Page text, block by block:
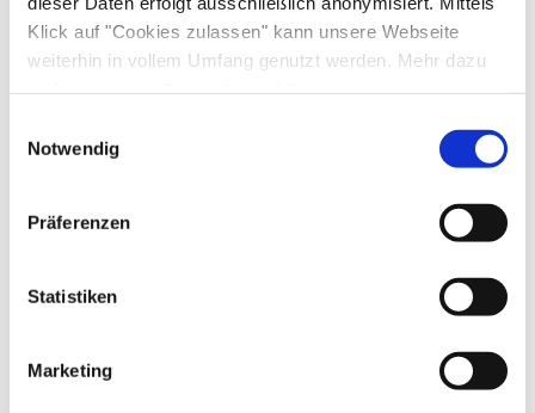
Klick auf "Cookies zulassen" kann unsere Webseite
weiterhin in vollem Umfang genutzt werden. Mehr dazu
steht in unserer Datenschutzerklärung.
gelistet.
Notwendig
Präferenzen
Statistiken
Marketing